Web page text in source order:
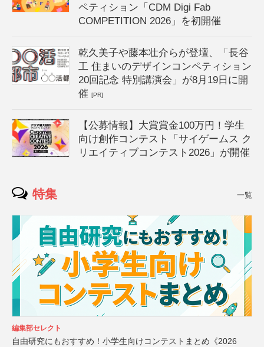
ペティション「CDM Digi Fab
COMPETITION 2026」を初開催
乾久美子や藤本壮介らが登壇、「長谷
工 住まいのデザインコンペティション
20回記念 特別講演会」が8月19日に開
催[PR]
【公募情報】大賞賞金100万円！学生
向け創作コンテスト「サイゲームス ク
リエイティブコンテスト2026」が開催
特集 一覧
編集部セレクト
自由研究にもおすすめ！小学生向けコンテストまとめ《2026